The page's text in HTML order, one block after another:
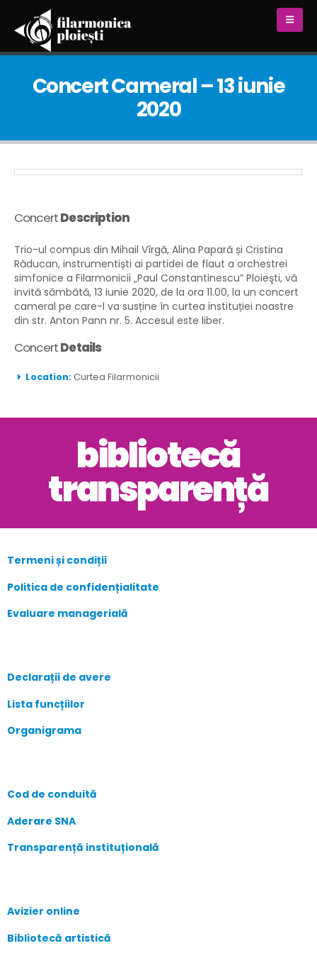
Concert Cameral – 13 iunie
2020
ConcertDescription
Trio-ul compus din Mihail Vîrgă, Alina Papară și Cristina
Răducan, instrumentiști ai partidei de flaut a orchestrei
simfonice a Filarmonicii „Paul Constantinescu” Ploieşti, vă
invită sâmbătă, 13 iunie 2020, de la ora 11.00, la un concert
cameral pe care-l va susține în curtea instituției noastre
din str. Anton Pann nr. 5. Accesul este liber.
ConcertDetails
Location: Curtea Filarmonicii
bibliotecă
transparență
Termeni și condiții
Politica de confidențialitate
Evaluare managerială
Declarații de avere
Lista funcțiilor
Organigrama
Cod de conduită
Aderare SNA
Transparență instituțională
Avizier online
Bibliotecă artistică